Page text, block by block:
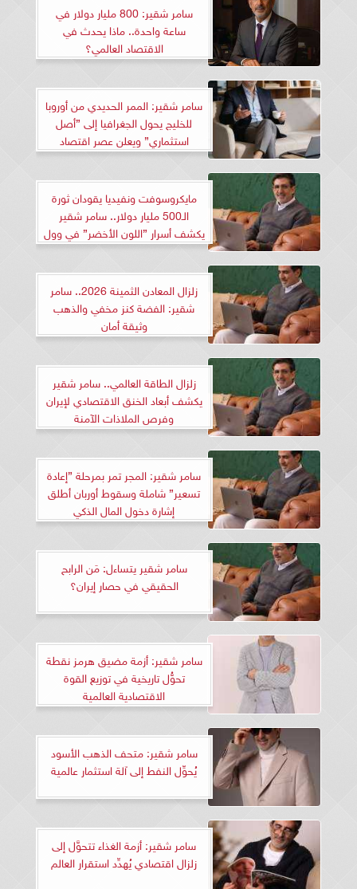
سامر شقير: 800 مليار دولار في
ساعة واحدة.. ماذا يحدث في
الاقتصاد العالمي؟
سامر شقير: الممر الحديدي من أوروبا
للخليج يحول الجغرافيا إلى ”أصل
استثماري” ويعلن عصر اقتصاد
التدفقات 2026
مايكروسوفت ونفيديا يقودان ثورة
الـ500 مليار دولار.. سامر شقير
يكشف أسرار ”اللون الأخضر” في وول
ستريت
زلزال المعادن الثمينة 2026.. سامر
شقير: الفضة كنز مخفي والذهب
وثيقة أمان
زلزال الطاقة العالمي.. سامر شقير
يكشف أبعاد الخنق الاقتصادي لإيران
وفرص الملاذات الآمنة
سامر شقير: المجر تمر بمرحلة ”إعادة
تسعير” شاملة وسقوط أوربان أطلق
إشارة دخول المال الذكي
سامر شقير يتساءل: مَن الرابح
الحقيقي في حصار إيران؟
سامر شقير: أزمة مضيق هرمز نقطة
تحوُّل تاريخية في توزيع القوة
الاقتصادية العالمية
سامر شقير: متحف الذهب الأسود
يُحوِّل النفط إلى آلة استثمار عالمية
سامر شقير: أزمة الغذاء تتحوَّل إلى
زلزال اقتصادي يُهدِّد استقرار العالم